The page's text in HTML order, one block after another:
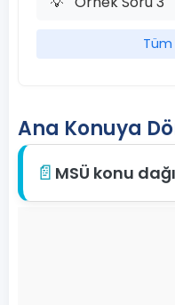
Tüm
Ana Konuya
📄 MSÜ konu